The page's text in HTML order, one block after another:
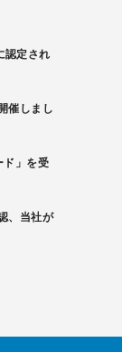
認定され
催しまし
ド」を受
、当社が